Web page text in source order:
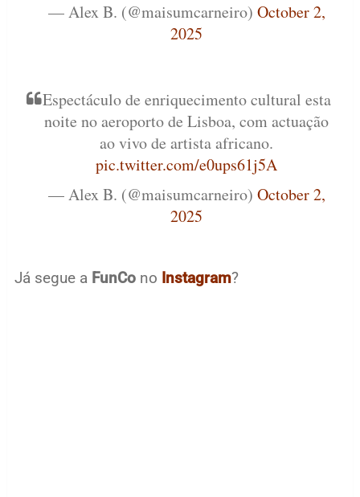
— Alex B. (@maisumcarneiro) October 2,
2025
Espectáculo de enriquecimento cultural esta
noite no aeroporto de Lisboa, com actuação
ao vivo de artista africano.
pic.twitter.com/e0ups61j5A
— Alex B. (@maisumcarneiro) October 2,
2025
Já segue a FunCono Instagram?